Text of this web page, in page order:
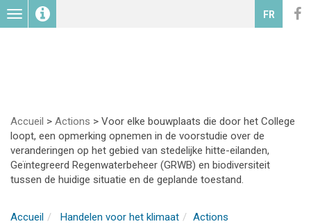
Toggle
navigation
FR
Accueil > Actions > Voor elke bouwplaats die door het College
loopt, een opmerking opnemen in de voorstudie over de
veranderingen op het gebied van stedelijke hitte-eilanden,
Geïntegreerd Regenwaterbeheer (GRWB) en biodiversiteit
tussen de huidige situatie en de geplande toestand.
Accueil Handelen voor het klimaat
Actions